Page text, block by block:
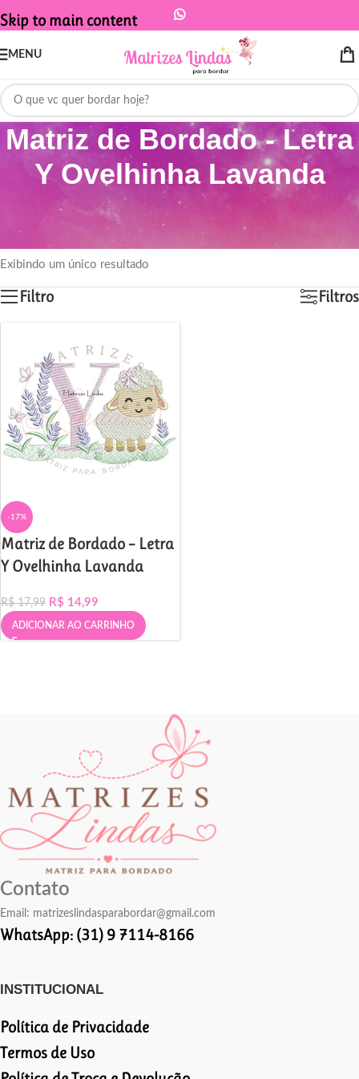
Skip to main content
MENU
Matriz de Bordado - Letra
Y Ovelhinha Lavanda
Início
Produtos marcados com a tag “Matriz de Bordado - Letra Y
Ovelhinha Lavanda”
Exibindo um único resultado
Filtro Filtros
-17%
Matriz de Bordado – Letra
Y Ovelhinha Lavanda
R$17,99 R$ 14,99
ADICIONAR AO CARRINHO
Contato
Email: matrizeslindasparabordar@gmail.com
WhatsApp: (31) 9 7114-8166
INSTITUCIONAL
Política de Privacidade
Termos de Uso